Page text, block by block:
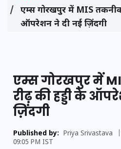
एम्स गोरखपुर में MIS
ऑपरेशन ने दी नई ज़िंदगी
एम्स गोरखपुर में
रीढ़ की हड्डी के
ज़िंदगी
Published by: Priya Srivastava
09:05 PM IST